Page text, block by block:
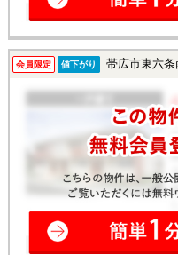
会員限定 値下がり 帯広市東六